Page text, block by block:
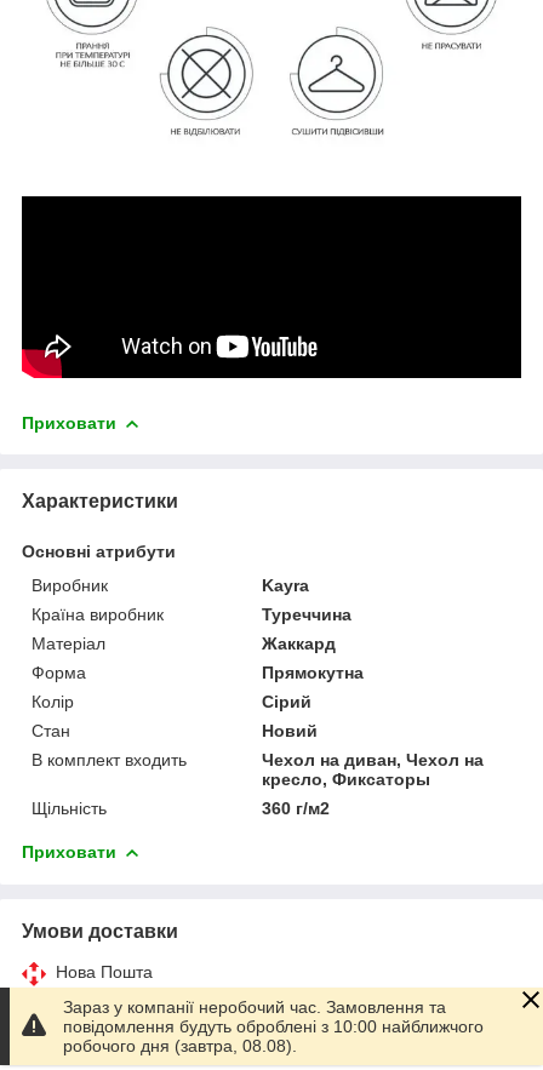
Приховати
Характеристики
Основні атрибути
Виробник
Kayra
Країна виробник
Туреччина
Матеріал
Жаккард
Форма
Прямокутна
Колір
Сірий
Стан
Новий
В комплект входить
Чехол на диван, Чехол на
кресло, Фиксаторы
Щільність
360 г/м2
Приховати
Умови доставки
Нова Пошта
Магазини Rozetka
Укрпошта
Зараз у компанії неробочий час. Замовлення та
повідомлення будуть оброблені з 10:00 найближчого
робочого дня (завтра, 08.08).